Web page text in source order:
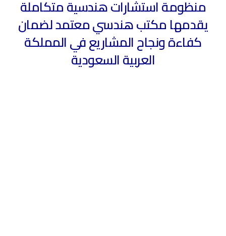
منظومة استشارات هندسية متكاملة
يقدمها مكتب هندسي معتمد لضمان
كفاءة ونجاح المشاريع في المملكة
العربية السعودية